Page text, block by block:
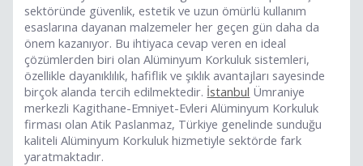
sektöründe güvenlik, estetik ve uzun ömürlü kullanım
esaslarına dayanan malzemeler her geçen gün daha da
önem kazanıyor. Bu ihtiyaca cevap veren en ideal
çözümlerden biri olan Alüminyum Korkuluk sistemleri,
özellikle dayanıklılık, hafiflik ve şıklık avantajları sayesinde
birçok alanda tercih edilmektedir. İstanbul Ümraniye
merkezli Kagithane-Emniyet-Evleri Alüminyum Korkuluk
firması olan Atik Paslanmaz, Türkiye genelinde sunduğu
kaliteli Alüminyum Korkuluk hizmetiyle sektörde fark
yaratmaktadır.